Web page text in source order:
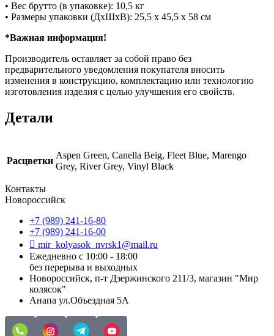
• Вес брутто (в упаковке): 10,5 кг
• Размеры упаковки (ДхШхВ): 25,5 х 45,5 х 58 см
*Важная информация!
Производитель оставляет за собой право без
предварительного уведомления покупателя вносить
изменения в конструкцию, комплектацию или технологию
изготовления изделия с целью улучшения его свойств.
Детали
Расцветки
Aspen Green, Canella Beig, Fleet Blue, Marengo
Grey, River Grey, Vinyl Black
Контакты
Новороссийск
+7 (989) 241-16-80
+7 (989) 241-16-00
mir_kolyasok_nvrsk1@mail.ru
Ежедневно с 10:00 - 18:00
без перерыва и выходных
Новороссийск, п-т Дзержинского 211/3, магазин "Мир
колясок"
Анапа ул.Объездная 5А